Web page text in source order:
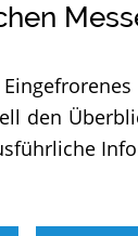
den